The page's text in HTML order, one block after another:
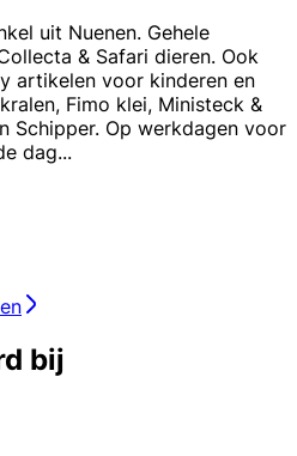
uit Nuenen. Gehele
& Safari dieren. Ook
artikelen voor kinderen en
Fimo klei, Ministeck &
Schipper. Op werkdagen voor
dag...
bij